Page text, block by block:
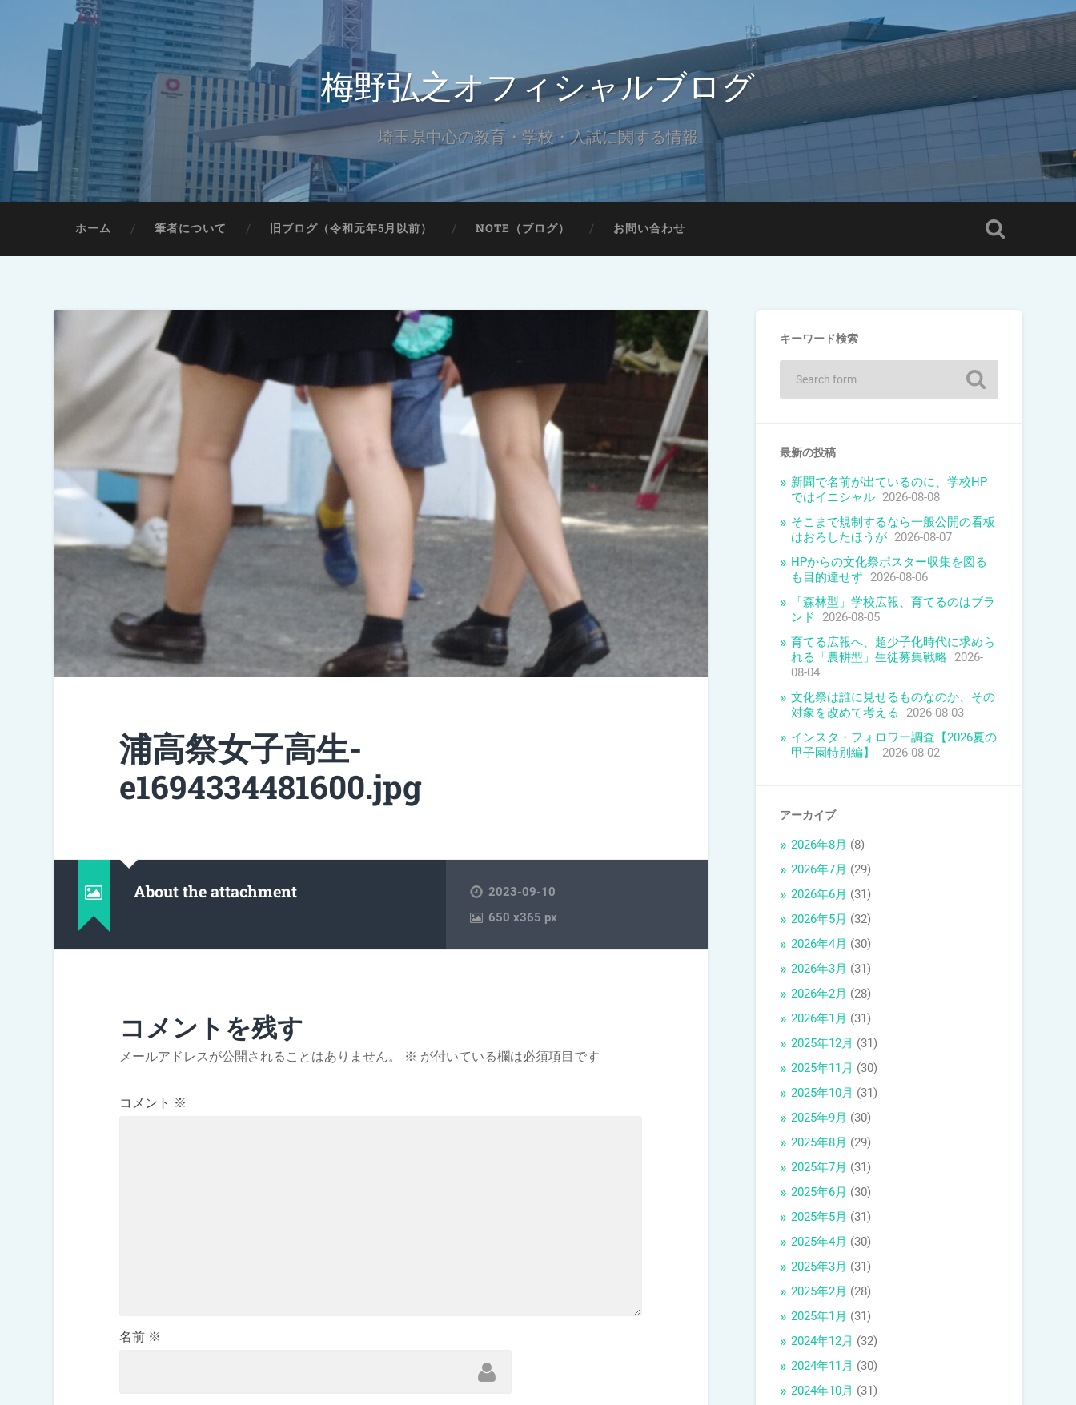
梅野弘之オフィシャルブログ
埼玉県中心の教育・学校・入試に関する情報
ホーム 筆者について 旧ブログ（令和元年5月以前） NOTE（ブログ） お問い合わせ
浦高祭女子高生-
e1694334481600.jpg
About the attachment
2023-09-10
650x365 px
コメントを残す
メールアドレスが公開されることはありません。 ※ が付いている欄は必須項目です
コメント ※
名前 ※
キーワード検索
最新の投稿
新聞で名前が出ているのに、学校HP
ではイニシャル 2026-08-08
そこまで規制するなら一般公開の看板
はおろしたほうが 2026-08-07
HPからの文化祭ポスター収集を図る
も目的達せず 2026-08-06
「森林型」学校広報、育てるのはブラ
ンド
2026-08-05
育てる広報へ、超少子化時代に求めら
れる「農耕型」生徒募集戦略 2026-
08-04
文化祭は誰に見せるものなのか、その
対象を改めて考える
2026-08-03
インスタ・フォロワー調査【2026夏の
甲子園特別編】
2026-08-02
アーカイブ
2026年8月 (8)
2026年7月 (29)
2026年6月 (31)
2026年5月 (32)
2026年4月 (30)
2026年3月 (31)
2026年2月 (28)
2026年1月 (31)
2025年12月 (31)
2025年11月 (30)
2025年10月 (31)
2025年9月 (30)
2025年8月 (29)
2025年7月 (31)
2025年6月 (30)
2025年5月 (31)
2025年4月 (30)
2025年3月 (31)
2025年2月 (28)
2025年1月 (31)
2024年12月 (32)
2024年11月 (30)
2024年10月 (31)